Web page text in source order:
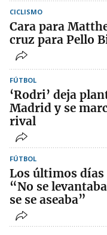
CICLISMO
Cara para
cruz para Pello
FÚTBOL
‘Rodri’ deja
Madrid y se
rival
FÚTBOL
Los últimos días
“No se
se se aseaba”